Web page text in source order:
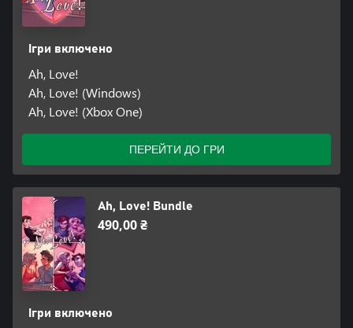
Ігри включено
Ah, Love!
Ah, Love! (Windows)
Ah, Love! (Xbox One)
ПЕРЕЙТИ ДО ГРИ
Ah, Love! Bundle
490,00 ₴
Ігри включено